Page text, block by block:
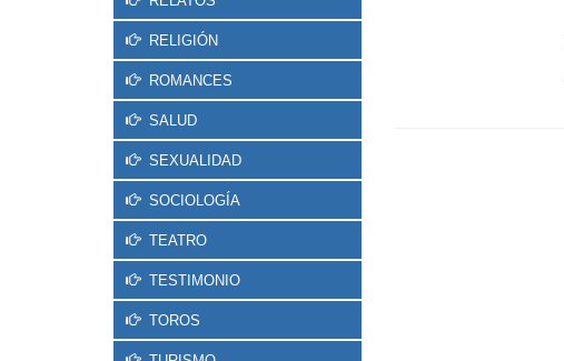
RELIGIÓN
ROMANCES
SALUD
SEXUALIDAD
SOCIOLOGÍA
TEATRO
TESTIMONIO
TOROS